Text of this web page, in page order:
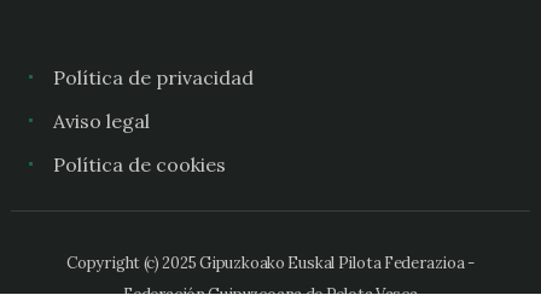
Política de privacidad
Aviso legal
Política de cookies
Copyright (c) 2025 Gipuzkoako Euskal Pilota Federazioa -